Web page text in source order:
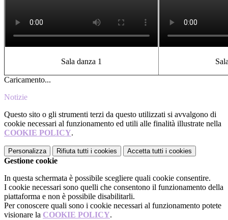
Sala danza 1
Caricamento...
Notizie
Questo sito o gli strumenti terzi da questo utilizzati si avvalgono di
cookie necessari al funzionamento ed utili alle finalità illustrate nella
COOKIE POLICY.
Personalizza Rifiuta tutti i cookies Accetta tutti i cookies
Gestione cookie
In questa schermata è possibile scegliere quali cookie consentire.
I cookie necessari sono quelli che consentono il funzionamento della
piattaforma e non è possibile disabilitarli.
Per conoscere quali sono i cookie necessari al funzionamento potete
visionare la COOKIE POLICY.